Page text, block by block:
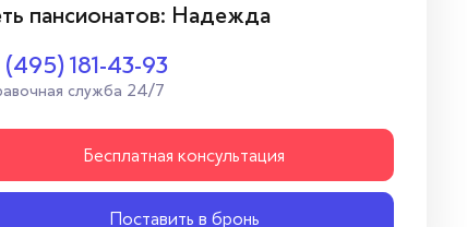
пансионатов: Надежда
(495) 181-43-93
служба 24/7
Бесплатная консультация
Поставить в бронь